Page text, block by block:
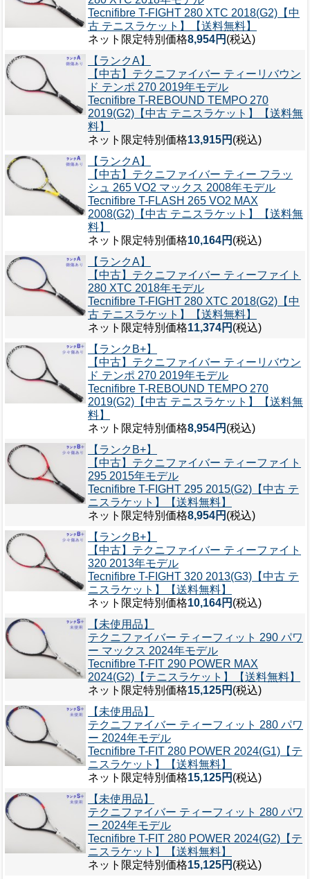
Tecnifibre T-FIGHT 280 XTC 2018(G2)【中
古 テニスラケット】【送料無料】
ネット限定特別価格8,954円 (税込)
【ランクA】
【中古】テクニファイバー ティーリバウン
ド テンポ 270 2019年モデル
Tecnifibre T-REBOUND TEMPO 270
2019(G2)【中古 テニスラケット】【送料無
料】
ネット限定特別価格13,915円 (税込)
【ランクA】
【中古】テクニファイバー ティー フラッ
シュ 265 VO2 マックス 2008年モデル
Tecnifibre T-FLASH 265 VO2 MAX
2008(G2)【中古 テニスラケット】【送料無
料】
ネット限定特別価格10,164円 (税込)
【ランクA】
【中古】テクニファイバー ティーファイト
280 XTC 2018年モデル
Tecnifibre T-FIGHT 280 XTC 2018(G2)【中
古 テニスラケット】【送料無料】
ネット限定特別価格11,374円 (税込)
【ランクB+】
【中古】テクニファイバー ティーリバウン
ド テンポ 270 2019年モデル
Tecnifibre T-REBOUND TEMPO 270
2019(G2)【中古 テニスラケット】【送料無
料】
ネット限定特別価格8,954円 (税込)
【ランクB+】
【中古】テクニファイバー ティーファイト
295 2015年モデル
Tecnifibre T-FIGHT 295 2015(G2)【中古 テ
ニスラケット】【送料無料】
ネット限定特別価格8,954円 (税込)
【ランクB+】
【中古】テクニファイバー ティーファイト
320 2013年モデル
Tecnifibre T-FIGHT 320 2013(G3)【中古 テ
ニスラケット】【送料無料】
ネット限定特別価格10,164円 (税込)
【未使用品】
テクニファイバー ティーフィット 290 パワ
ー マックス 2024年モデル
Tecnifibre T-FIT 290 POWER MAX
2024(G2)【テニスラケット】【送料無料】
ネット限定特別価格15,125円 (税込)
【未使用品】
テクニファイバー ティーフィット 280 パワ
ー 2024年モデル
Tecnifibre T-FIT 280 POWER 2024(G1)【テ
ニスラケット】【送料無料】
ネット限定特別価格15,125円 (税込)
【未使用品】
テクニファイバー ティーフィット 280 パワ
ー 2024年モデル
Tecnifibre T-FIT 280 POWER 2024(G2)【テ
ニスラケット】【送料無料】
ネット限定特別価格15,125円 (税込)